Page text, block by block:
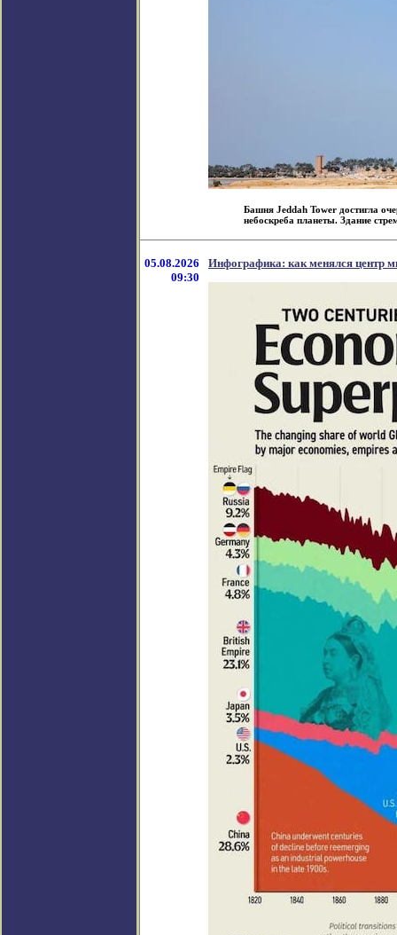
Башня Jeddah Tower достигла
небоскреба планеты. Здание
05.08.2026
09:30
Инфографика: как менялся центр